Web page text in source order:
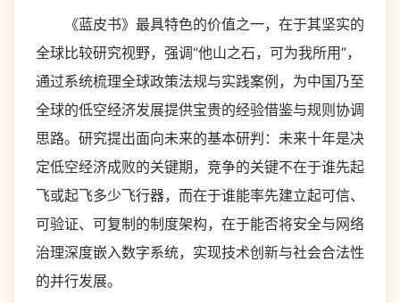
《蓝皮书》最具特色的价值之一，在于其坚实的
全球比较研究视野，强调“他山之石，可为我所用”，
通过系统梳理全球政策法规与实践案例，为中国乃至
全球的低空经济发展提供宝贵的经验借鉴与规则协调
思路。研究提出面向未来的基本研判：未来十年是决
定低空经济成败的关键期，竞争的关键不在于谁先起
飞或起飞多少飞行器，而在于谁能率先建立起可信、
可验证、可复制的制度架构，在于能否将安全与网络
治理深度嵌入数字系统，实现技术创新与社会合法性
的并行发展。